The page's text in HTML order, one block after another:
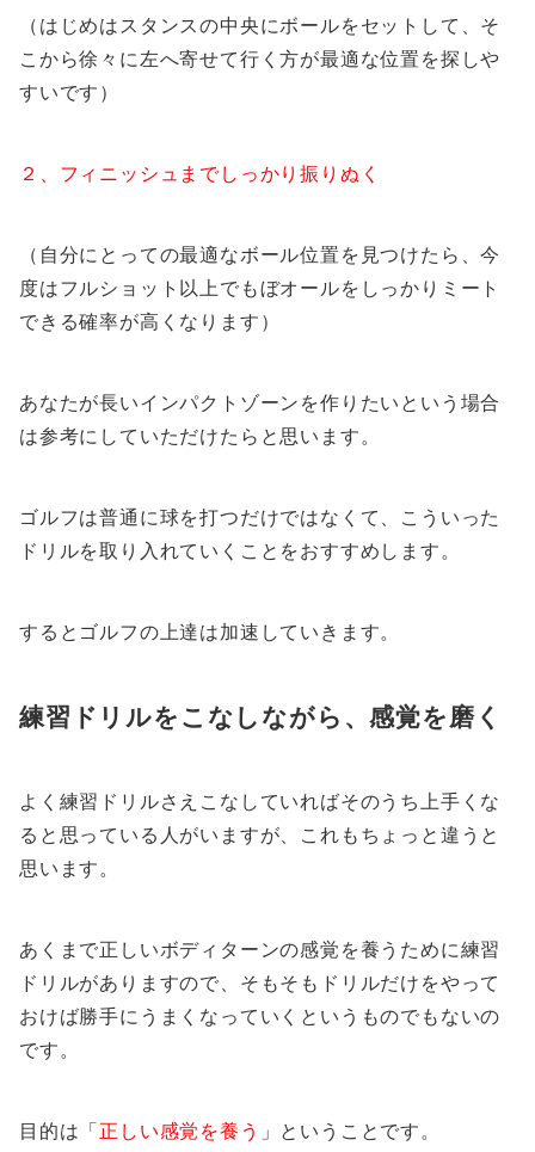
（はじめはスタンスの中央にボールをセットして、そ
こから徐々に左へ寄せて行く方が最適な位置を探しや
すいです）
２、フィニッシュまでしっかり振りぬく
（自分にとっての最適なボール位置を見つけたら、今
度はフルショット以上でもぼオールをしっかりミート
できる確率が高くなります）
あなたが長いインパクトゾーンを作りたいという場合
は参考にしていただけたらと思います。
ゴルフは普通に球を打つだけではなくて、こういった
ドリルを取り入れていくことをおすすめします。
するとゴルフの上達は加速していきます。
練習ドリルをこなしながら、感覚を磨く
よく練習ドリルさえこなしていればそのうち上手くな
ると思っている人がいますが、これもちょっと違うと
思います。
あくまで正しいボディターンの感覚を養うために練習
ドリルがありますので、そもそもドリルだけをやって
おけば勝手にうまくなっていくというものでもないの
です。
目的は「正しい感覚を養う 」ということです。